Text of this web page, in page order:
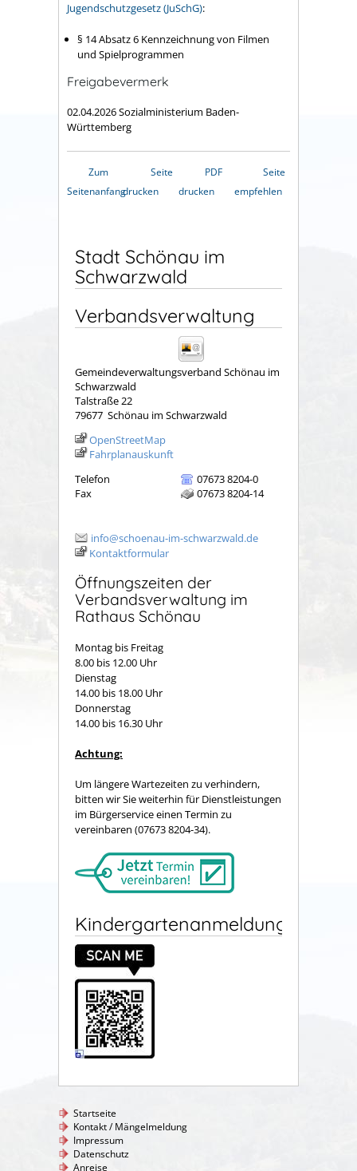
Jugendschutzgesetz (JuSchG):
§ 14 Absatz 6 Kennzeichnung von Filmen
und Spielprogrammen
Freigabevermerk
02.04.2026 Sozialministerium Baden-
Württemberg
Zum
Seitenanfang
Seite
drucken
PDF
drucken
Seite
empfehlen
Stadt Schönau im
Schwarzwald
Verbandsverwaltung
Gemeindeverwaltungsverband Schönau im
Schwarzwald
Talstraße 22
79677 Schönau im Schwarzwald
OpenStreetMap
Fahrplanauskunft
Telefon
07673 8204-0
Fax
07673 8204-14
info@schoenau-im-schwarzwald.de
Kontaktformular
Öffnungszeiten der
Verbandsverwaltung im
Rathaus Schönau
Montag bis Freitag
8.00 bis 12.00 Uhr
Dienstag
14.00 bis 18.00 Uhr
Donnerstag
14.00 bis 16.30 Uhr
Achtung:
Um längere Wartezeiten zu verhindern,
bitten wir Sie weiterhin für Dienstleistungen
im Bürgerservice einen Termin zu
vereinbaren (07673 8204-34).
Kindergartenanmeldung
Startseite
Kontakt / Mängelmeldung
Impressum
Datenschutz
Anreise